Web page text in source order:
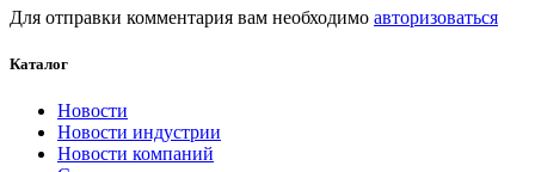
Для отправки комментария вам необходимо авторизоваться
Каталог
Новости
Новости индустрии
Новости компаний